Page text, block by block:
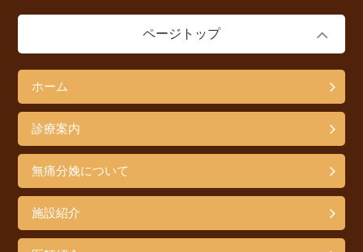
ページトップ
ホーム
診療案内
無痛分娩について
施設紹介